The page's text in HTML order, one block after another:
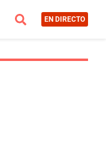
EN DIRECTO